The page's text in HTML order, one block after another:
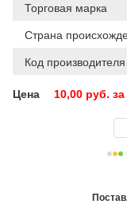
Торговая марка
Страна
Код производителя
Цена 10,00 руб.